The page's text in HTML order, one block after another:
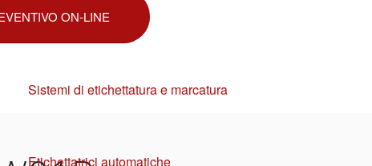
Sistemi di etichettatura e marcatura
Etichettatrici automatiche
ON-LINE